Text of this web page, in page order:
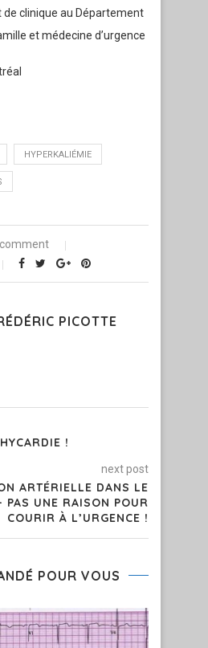
de clinique au Département
et médecine d’urgence
HYPERKALIÉMIE
PICOTTE
!
next post
ARTÉRIELLE DANS LE
PAS UNE RAISON POUR
COURIR À L’URGENCE !
POUR VOUS